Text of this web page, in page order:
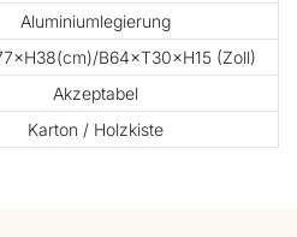
Aluminiumlegierung
B64×T30×H15 (Zoll)
Akzeptabel
Karton / Holzkiste